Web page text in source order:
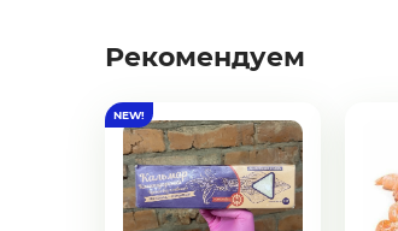
Сыры
Молоко, молочные
Рекомендуем